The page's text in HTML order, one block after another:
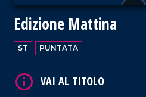
Edizione Mattina
ST PUNTATA
VAI AL TITOLO